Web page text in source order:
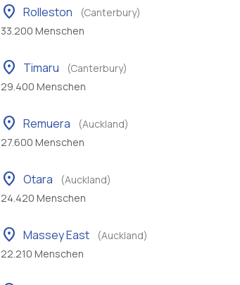
location_on Rolleston
(Canterbury)
33.200 Menschen
location_on Timaru
(Canterbury)
29.400 Menschen
location_on Remuera
(Auckland)
27.600 Menschen
location_on Otara
(Auckland)
24.420 Menschen
location_on Massey East
(Auckland)
22.210 Menschen